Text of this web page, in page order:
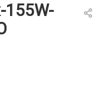
155W-